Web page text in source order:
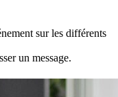
sur les différents
un message.